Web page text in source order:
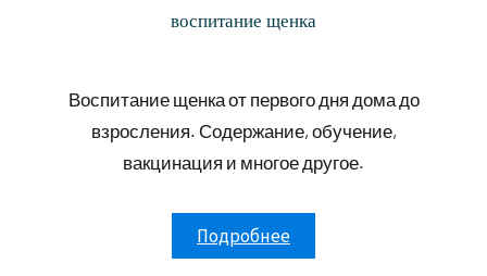
воспитание щенка
Воспитание щенка от первого дня дома до
взросления. Содержание, обучение,
вакцинация и многое другое.
Подробнее